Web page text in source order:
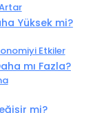
Yüksek mi?
Etkiler
mı Fazla?
mi?